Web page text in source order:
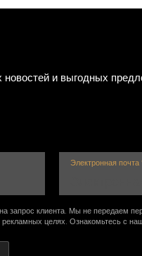
и выгодных
Электронная почта
запрос клиента. Мы не передаем
целях. Ознакомьтесь с